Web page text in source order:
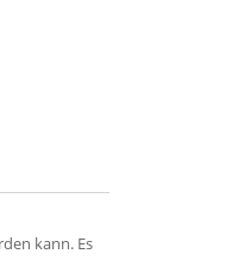
kann. Es